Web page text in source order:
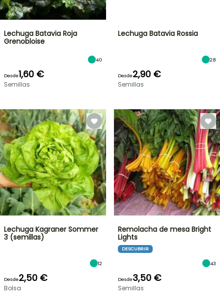
Lechuga Batavia Roja
Grenobloise
40
Desde1,60 €
Semillas
Lechuga Batavia Rossia
28
Desde2,90 €
Semillas
Lechuga Kagraner Sommer
3 (semillas)
12
Desde2,50 €
Bolsa
Remolacha de mesa Bright
Lights
DESCUBRIR
43
Desde3,50 €
Semillas